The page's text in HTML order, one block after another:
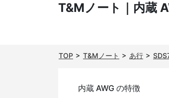
T&Mノート｜内蔵
TOP T&Mノート あ行
内蔵 AWG の特徴